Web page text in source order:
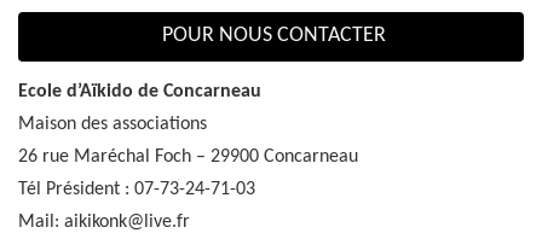
POUR NOUS CONTACTER
Ecole d’Aïkido de Concarneau
Maison des associations
26 rue Maréchal Foch – 29900 Concarneau
Tél Président : 07-73-24-71-03
Mail: aikikonk@live.fr